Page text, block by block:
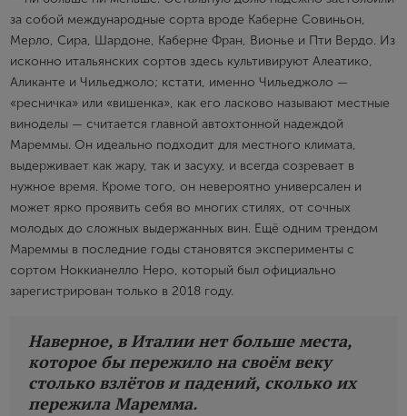
за собой международные сорта вроде Каберне Совиньон,
Мерло, Сира, Шардоне, Каберне Фран, Вионье и Пти Вердо. Из
исконно итальянских сортов здесь культивируют Алеатико,
Аликанте и Чильеджоло; кстати, именно Чильеджоло —
«ресничка» или «вишенка», как его ласково называют местные
виноделы — считается главной автохтонной надеждой
Мареммы. Он идеально подходит для местного климата,
выдерживает как жару, так и засуху, и всегда созревает в
нужное время. Кроме того, он невероятно универсален и
может ярко проявить себя во многих стилях, от сочных
молодых до сложных выдержанных вин. Ещё одним трендом
Мареммы в последние годы становятся эксперименты с
сортом Ноккианелло Неро, который был официально
зарегистрирован только в 2018 году.
Наверное, в Италии нет больше места,
которое бы пережило на своём веку
столько взлётов и падений, сколько их
пережила Маремма.
Пароль
Зарегистрироваться
Я согласен с условиямипользовательского
соглашения
Я хочу получать инфромацию об акциях и купоны со
скидкой